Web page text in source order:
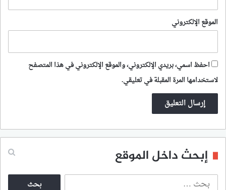
الموقع الإلكتروني
احفظ اسمي، بريدي الإلكتروني، والموقع الإلكتروني في هذا المتصفح
لاستخدامها المرة المقبلة في تعليقي.
إبحث داخل الموقع